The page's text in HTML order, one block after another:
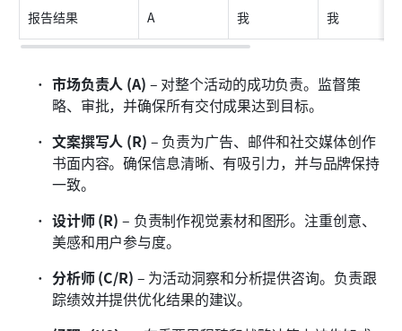
报告结果 A 我 我
市场负责人 (A) – 对整个活动的成功负责。监督策
略、审批，并确保所有交付成果达到目标。
文案撰写人 (R) – 负责为广告、邮件和社交媒体创作
书面内容。确保信息清晰、有吸引力，并与品牌保持
一致。
设计师 (R) – 负责制作视觉素材和图形。注重创意、
美感和用户参与度。
分析师 (C/R) – 为活动洞察和分析提供咨询。负责跟
踪绩效并提供优化结果的建议。